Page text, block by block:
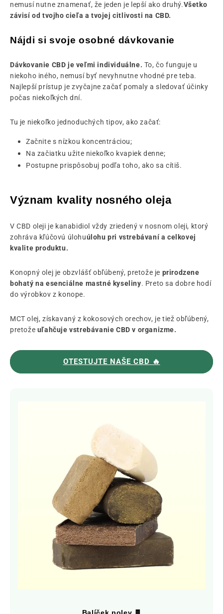
nemusí nutne znamenať, že jeden je lepší ako druhý.Všetko
závisí od tvojho cieľa a tvojej citlivosti na CBD.
Nájdi si svoje osobné dávkovanie
Dávkovanie CBD je veľmi individuálne. To, čo funguje u
niekoho iného, nemusí byť nevyhnutne vhodné pre teba.
Najlepší prístup je zvyčajne začať pomaly a sledovať účinky
počas niekoľkých dní.
Tu je niekoľko jednoduchých tipov, ako začať:
Začnite s nízkou koncentráciou;
Na začiatku užite niekoľko kvapiek denne;
Postupne prispôsobuj podľa toho, ako sa cítiš.
Význam kvality nosného oleja
V CBD oleji je kanabidiol vždy zriedený v nosnom oleji, ktorý
zohráva kľúčovú úlohuúlohu pri vstrebávaní a celkovej
kvalite produktu.
Konopný olej je obzvlášť obľúbený, pretože je prirodzene
bohatý na esenciálne mastné kyseliny. Preto sa dobre hodí
do výrobkov z konope.
MCT olej, získavaný z kokosových orechov, je tiež obľúbený,
pretože uľahčuje vstrebávanie CBD v organizme.
OTESTUJTE NAŠE CBD 🔥